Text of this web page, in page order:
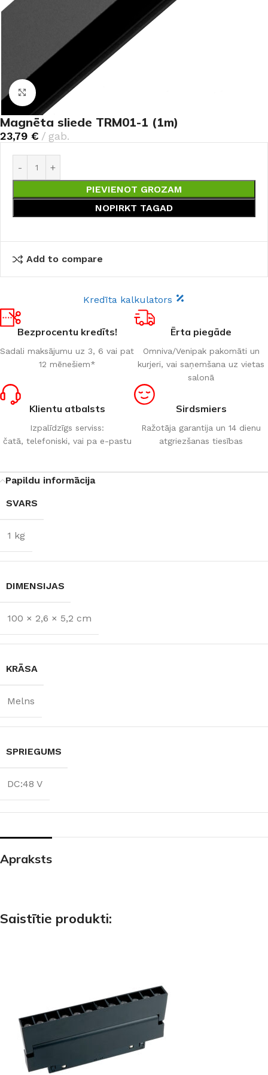
Noklikšķiniet, lai palielinātu
Magnēta sliede TRM01-1 (1m)
23,79 € gab.
PIEVIENOT GROZAM
NOPIRKT TAGAD
Add to compare
Kredīta kalkulators
Bezprocentu kredīts!
Sadali maksājumu uz 3, 6 vai pat
12 mēnešiem*
Ērta piegāde
Omniva/Venipak pakomāti un
kurjeri, vai saņemšana uz vietas
salonā
Klientu atbalsts
Izpalīdzīgs serviss:
čatā, telefoniski, vai pa e-pastu
Sirdsmiers
Ražotāja garantija un 14 dienu
atgriezšanas tiesības
Papildu informācija
SVARS
1 kg
DIMENSIJAS
100 × 2,6 × 5,2 cm
KRĀSA
Melns
SPRIEGUMS
DC:48 V
Apraksts
Saistītie produkti: